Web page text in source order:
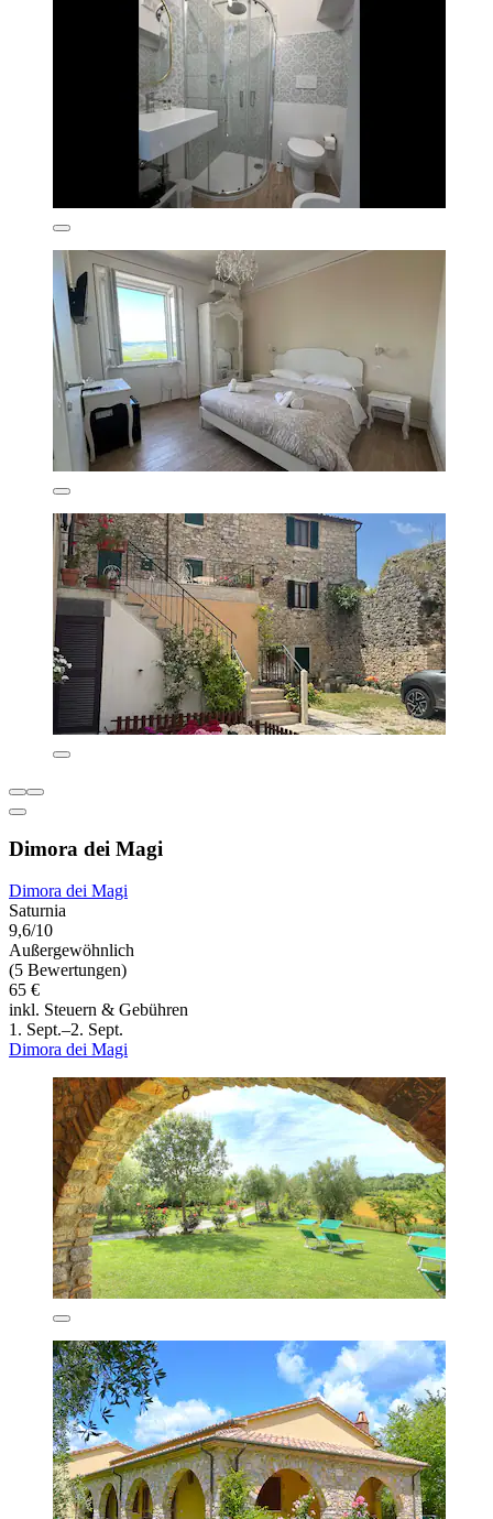
Dimora dei Magi
Dimora dei Magi
Saturnia
9,6/10
Außergewöhnlich
(5 Bewertungen)
65 €
inkl. Steuern & Gebühren
1. Sept.–2. Sept.
Dimora dei Magi